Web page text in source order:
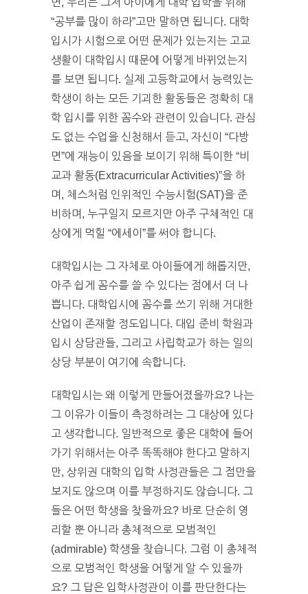
“공부를 많이 하라”고만 말하면 됩니다. 대학
입시가 시험으로 어떤 문제가 있는지는 고교
생활이 대학입시 때문에 어떻게 바뀌었는지
를 보면 됩니다. 실제 고등학교에서 능력있는
학생이 하는 모든 기괴한 활동들은 정확히 대
학 입시를 위한 꼼수와 관련이 있습니다. 관심
도 없는 수업을 신청해서 듣고, 자신이 “다방
면”에 재능이 있음을 보이기 위해 특이한 “비
교과 활동(Extracurricular Activities)”을 하
며, 체스처럼 인위적인 수능시험(SAT)을 준
비하며, 누구일지 모르지만 아주 구체적인 대
상에게 먹힐 “에세이”를 써야 합니다.
대학입시는 그 자체로 아이들에게 해롭지만,
아주 쉽게 꼼수를 쓸 수 있다는 점에서 더 나
쁩니다. 대학입시에 꼼수를 쓰기 위해 거대한
산업이 존재할 정도입니다. 대입 준비 학원과
입시 상담관들, 그리고 사립학교가 하는 일의
상당 부분이 여기에 속합니다.
대학입시는 왜 이렇게 만들어졌을까요? 나는
그 이유가 이들이 측정하려는 그 대상에 있다
고 생각합니다. 일반적으로 좋은 대학에 들어
가기 위해서는 아주 똑똑해야 한다고 말하지
만, 상위권 대학의 입학 사정관들은 그 점만을
보지도 않으며 이를 부정하지도 않습니다. 그
들은 어떤 학생을 찾을까요? 바로 단순히 영
리할 뿐 아니라 총체적으로 모범적인
(admirable) 학생을 찾습니다. 그럼 이 총체적
으로 모범적인 학생을 어떻게 알 수 있을까
요? 그 답은 입학사정관이 이를 판단한다는